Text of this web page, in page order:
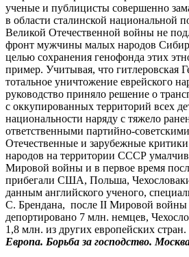
ученые и публицисты совершенно
в области сталинской национальной
Великой Отечественной войны не
фронт мужчины малых народов
целью сохранения генофонда этих
пример. Учитывая, что гитлеровская
тотальное уничтожение еврейского
руководство приняло решение о
с оккупированных территорий всех
национальности наряду с тяжело
ответственными партийно-
Отечественные и зарубежные
народов на территории СССР
Мировой войны и в первое время
прибегали США, Польша,
данным английского ученого,
С. Брендана, после II Мировой
депортировано 7 млн. немцев,
1,8 млн. из других европейских стран.
Европа. Борьба за господство.